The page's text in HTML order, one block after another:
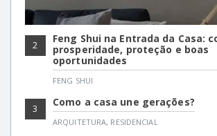
2
Feng Shui na Entrada da Casa:
prosperidade, proteção e boas
oportunidades
FENG SHUI
3 Como a casa une gerações?
ARQUITETURA, RESIDENCIAL